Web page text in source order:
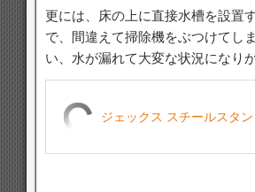
更には、床の上に直接水槽を設置
で、間違えて掃除機をぶつけてし
い、水が漏れて大変な状況になり
ジェックス スチールスタ